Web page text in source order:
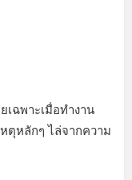
ฉพาะเมื่อทำงาน
ตุหลักๆ ไล่จากความ